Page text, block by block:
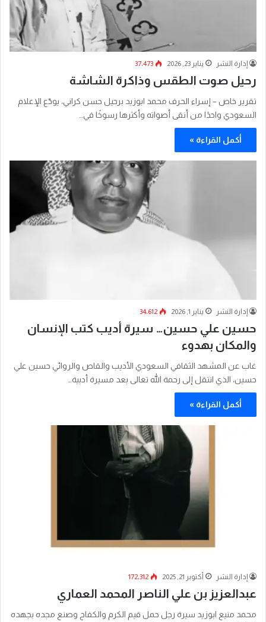
إدارة النشر يناير 23, 2026 37٬473
رحيل صوت الطقس وذاكرة الشاشة
تقرير خاص – إسراء الحرف محمد ابوزيد برحيل حسن كراني، يودّع الإعلام
السعودي واحدًا من أنقى أصواته وأكثرها رسوخًا في…
أكمل القراءة »
إدارة النشر يناير 1, 2026 34٬612
حسين علي حسين… سيرة أديب كتب الإنسان
والمكان بهدوء
غاب عن المشهد الثقافي السعودي الأديب والقاص والروائي حسين علي
حسين، الذي انتقل إلى رحمة الله تعالى بعد مسيرة أدبية…
أكمل القراءة »
إدارة النشر أكتوبر 21, 2025 172٬312
عبدالعزيز بن علي الناصر المحمد العماري
محمد منيع ابوزيد سيرة رجل حمل قيم الكرم والكفاح وصنع مجده بجهده